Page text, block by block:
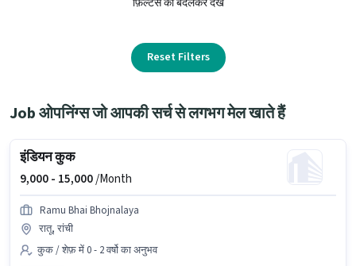
Reset Filters
Job ओपनिंग्स जो आपकी सर्च से लगभग मेल खाते हैं
इंडियन कुक
9,000 - 15,000/Month
Ramu Bhai Bhojnalaya
रातू, रांची
कुक / शेफ़ में 0 - 2 वर्षो का अनुभव